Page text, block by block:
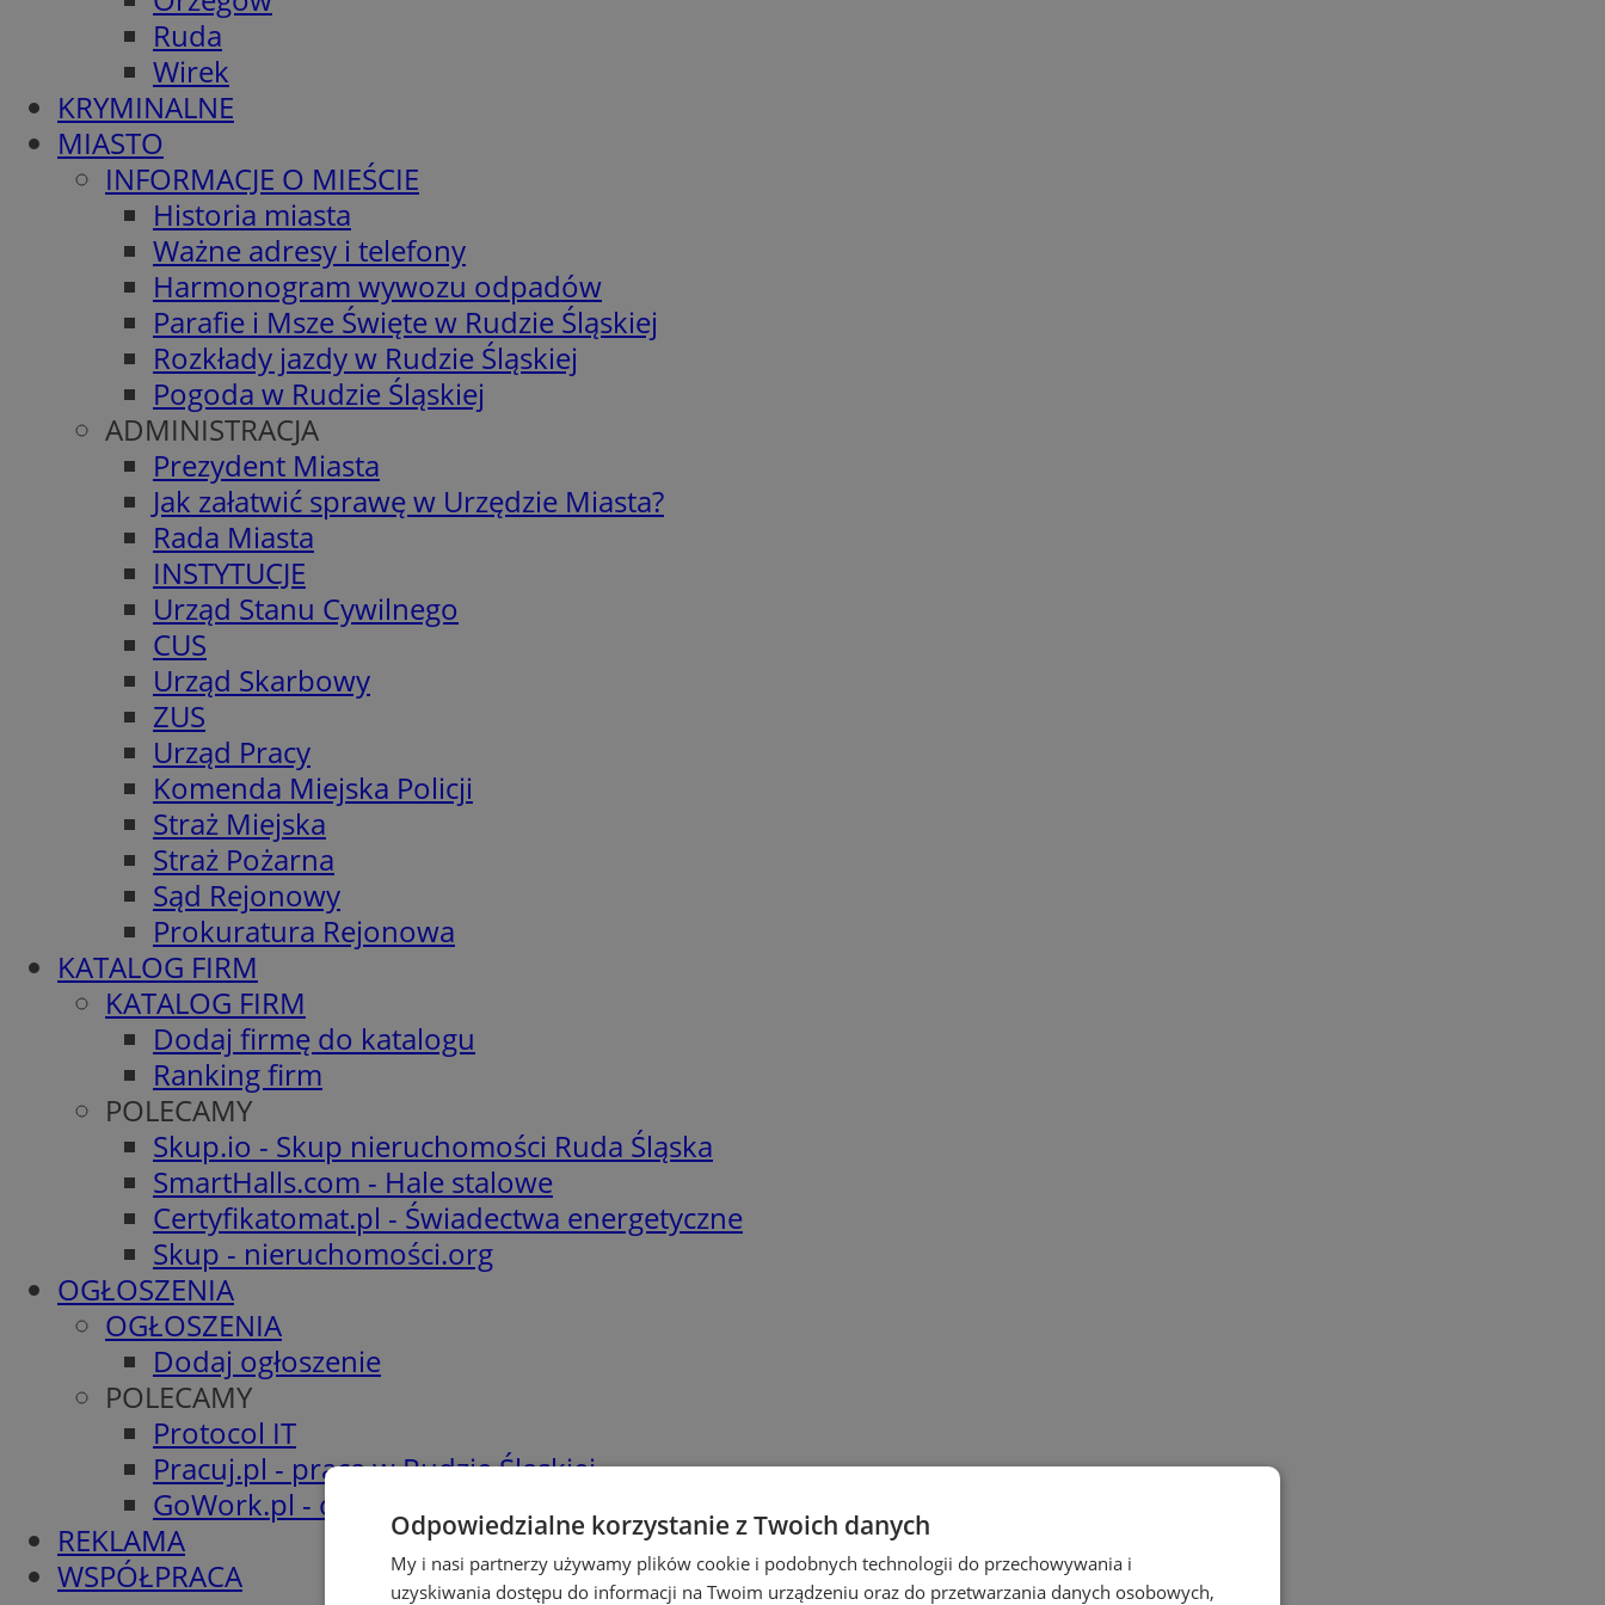
Ruda
Wirek
KRYMINALNE
MIASTO
INFORMACJE O MIEŚCIE
Historia miasta
Ważne adresy i telefony
Harmonogram wywozu odpadów
Parafie i Msze Święte w Rudzie Śląskiej
Rozkłady jazdy w Rudzie Śląskiej
Pogoda w Rudzie Śląskiej
ADMINISTRACJA
Prezydent Miasta
Jak załatwić sprawę w Urzędzie Miasta?
Rada Miasta
INSTYTUCJE
Urząd Stanu Cywilnego
CUS
Urząd Skarbowy
ZUS
Urząd Pracy
Komenda Miejska Policji
Straż Miejska
Straż Pożarna
Sąd Rejonowy
Prokuratura Rejonowa
KATALOG FIRM
KATALOG FIRM
Dodaj firmę do katalogu
Ranking firm
POLECAMY
Skup.io - Skup nieruchomości Ruda Śląska
SmartHalls.com - Hale stalowe
Certyfikatomat.pl - Świadectwa energetyczne
Skup - nieruchomości.org
OGŁOSZENIA
OGŁOSZENIA
Dodaj ogłoszenie
POLECAMY
Protocol IT
Pracuj.pl - praca w Rudzie Śląskiej
GoWork.pl - oferty pracy
REKLAMA
WSPÓŁPRACA
Odpowiedzialne korzystanie z Twoich danych
My i nasi partnerzy używamy plików cookie i podobnych technologii do przechowywania i
uzyskiwania dostępu do informacji na Twoim urządzeniu oraz do przetwarzania danych osobowych,